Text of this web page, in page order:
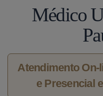
Médico
Atendimento On-
e Presencial